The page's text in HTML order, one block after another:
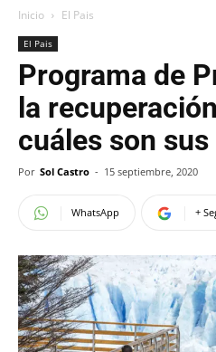
Inicio El Pais
El Pais
Programa de
la
cuáles son
Por Sol Castro - 15 septiembre, 2020
WhatsApp +